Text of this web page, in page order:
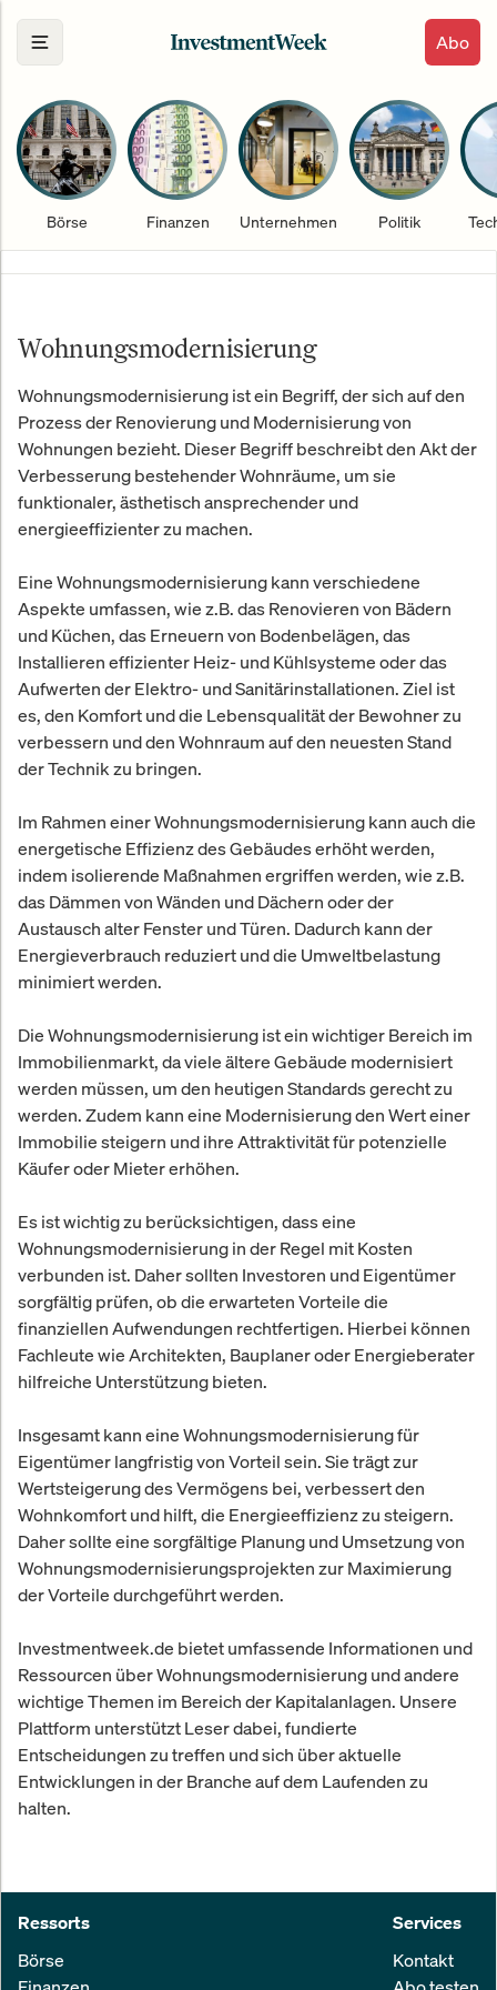
Abo
Börse Finanzen Unternehmen Politik
Wohnungsmodernisierung
Wohnungsmodernisierung ist ein Begriff, der sich auf den
Prozess der Renovierung und Modernisierung von
Wohnungen bezieht. Dieser Begriff beschreibt den Akt der
Verbesserung bestehender Wohnräume, um sie
funktionaler, ästhetisch ansprechender und
energieeffizienter zu machen.
Eine Wohnungsmodernisierung kann verschiedene
Aspekte umfassen, wie z.B. das Renovieren von Bädern
und Küchen, das Erneuern von Bodenbelägen, das
Installieren effizienter Heiz- und Kühlsysteme oder das
Aufwerten der Elektro- und Sanitärinstallationen. Ziel ist
es, den Komfort und die Lebensqualität der Bewohner zu
verbessern und den Wohnraum auf den neuesten Stand
der Technik zu bringen.
Im Rahmen einer Wohnungsmodernisierung kann auch die
energetische Effizienz des Gebäudes erhöht werden,
indem isolierende Maßnahmen ergriffen werden, wie z.B.
das Dämmen von Wänden und Dächern oder der
Austausch alter Fenster und Türen. Dadurch kann der
Energieverbrauch reduziert und die Umweltbelastung
minimiert werden.
Die Wohnungsmodernisierung ist ein wichtiger Bereich im
Immobilienmarkt, da viele ältere Gebäude modernisiert
werden müssen, um den heutigen Standards gerecht zu
werden. Zudem kann eine Modernisierung den Wert einer
Immobilie steigern und ihre Attraktivität für potenzielle
Käufer oder Mieter erhöhen.
Es ist wichtig zu berücksichtigen, dass eine
Wohnungsmodernisierung in der Regel mit Kosten
verbunden ist. Daher sollten Investoren und Eigentümer
sorgfältig prüfen, ob die erwarteten Vorteile die
finanziellen Aufwendungen rechtfertigen. Hierbei können
Fachleute wie Architekten, Bauplaner oder Energieberater
hilfreiche Unterstützung bieten.
Insgesamt kann eine Wohnungsmodernisierung für
Eigentümer langfristig von Vorteil sein. Sie trägt zur
Wertsteigerung des Vermögens bei, verbessert den
Wohnkomfort und hilft, die Energieeffizienz zu steigern.
Daher sollte eine sorgfältige Planung und Umsetzung von
Wohnungsmodernisierungsprojekten zur Maximierung
der Vorteile durchgeführt werden.
Investmentweek.de bietet umfassende Informationen und
Ressourcen über Wohnungsmodernisierung und andere
wichtige Themen im Bereich der Kapitalanlagen. Unsere
Plattform unterstützt Leser dabei, fundierte
Entscheidungen zu treffen und sich über aktuelle
Entwicklungen in der Branche auf dem Laufenden zu
halten.
Ressorts
Börse
Services
Kontakt